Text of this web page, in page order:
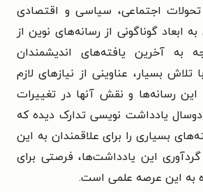
تحولات اجتماعی، سیاسی و اقتصادی
ابعاد گوناگونی از رسانه‌های نوین از
به آخرین یافته‌های اندیشمندان
تلاش بسیار، عناوینی از نیازهای لازم
رسانه‌ها و نقش آنها در تغییرات
یادداشت نویسی تدارک دیده که
بسیاری را برای علاقمندان به این
این یادداشت‌ها، فرصتی برای
به این عرصه علمی است.